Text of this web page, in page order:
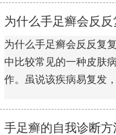
为什么手足癣会反
为什么手足癣会反反复
中比较常见的一种皮肤
作。虽说该疾病易复发，
手足癣的自我诊断方